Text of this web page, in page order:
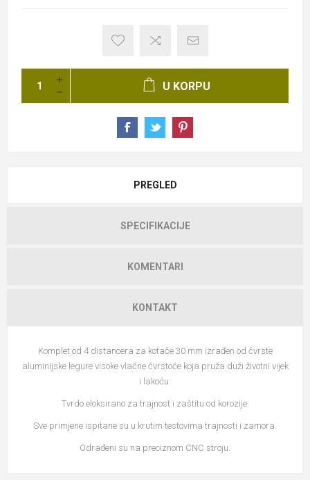
U KORPU
PREGLED
SPECIFIKACIJE
KOMENTARI
KONTAKT
Komplet od 4 distancera za kotače 30 mm izrađen od čvrste
aluminijske legure visoke vlačne čvrstoće koja pruža duži životni vijek
i lakoću:
Tvrdo eloksirano za trajnost i zaštitu od korozije.
Sve primjene ispitane su u krutim testovima trajnosti i zamora.
Odrađeni su na preciznom CNC stroju.